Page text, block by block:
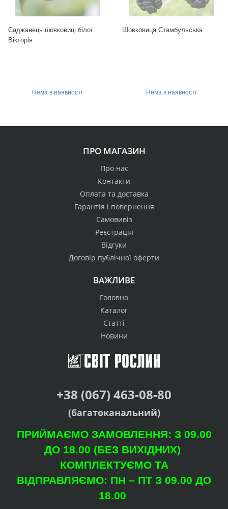
Саджанець шовковиці білої
Вікторія
Нема в наявності
Шовковиця Стамбульська
Нема в наявності
ПРО МАГАЗИН
Про нас
Контакти
Оплата та доставка
Гарантія і повернення
Самовивіз
Реєстрація
Відгуки
Договір публічної оферти
ВАЖЛИВЕ
Головна
Каталог
Статті
Новини
+38 (067) 463-08-80
(багатоканальний)
ПРИЙМАЄМО ЗАМОВЛЕННЯ: З 09.00
ДО 18.00 (БЕЗ ВИХІДНИХ)
КОМПЛЕКТУЄМО ТА
ВІДПРАВЛЯЄМО: ПН – ПТ З 09.00 ДО
18.00